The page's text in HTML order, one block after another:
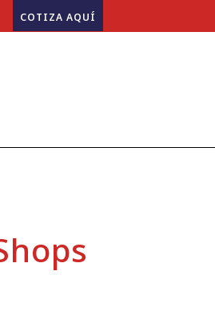
COTIZA AQUÍ